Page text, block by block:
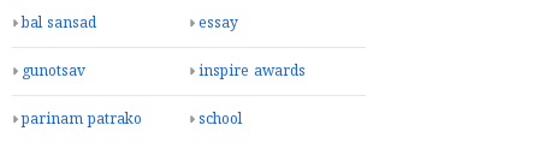
bal sansad essay
gunotsav inspire awards
parinam patrako school